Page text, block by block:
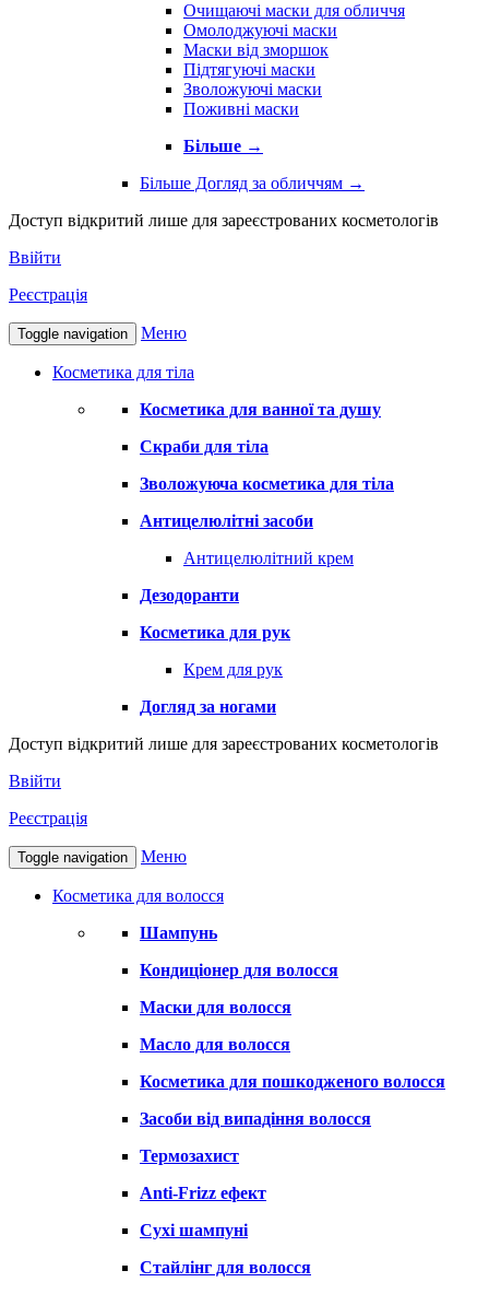
Очищаючі маски для обличчя
Омолоджуючі маски
Маски від зморшок
Підтягуючі маски
Зволожуючі маски
Поживні маски
Більше →
Більше Догляд за обличчям →
Доступ відкритий лише для зареєстрованих косметологів
Ввійти
Реєстрація
Toggle navigation Меню
Косметика для тіла
Косметика для ванної та душу
Скраби для тіла
Зволожуюча косметика для тіла
Антицелюлітні засоби
Антицелюлітний крем
Дезодоранти
Косметика для рук
Крем для рук
Догляд за ногами
Доступ відкритий лише для зареєстрованих косметологів
Ввійти
Реєстрація
Toggle navigation Меню
Косметика для волосся
Шампунь
Кондиціонер для волосся
Маски для волосся
Масло для волосся
Косметика для пошкодженого волосся
Засоби від випадіння волосся
Термозахист
Anti-Frizz ефект
Сухі шампуні
Стайлінг для волосся